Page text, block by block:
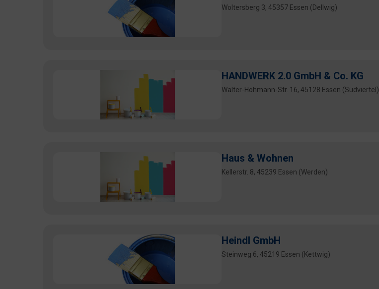
Woltersberg 3, 45357 Essen (Dellwig)
HANDWERK 2.0 GmbH & Co. KG
Walter-Hohmann-Str. 16, 45128 Essen (Südviertel)
Haus & Wohnen
Kellerstr. 8, 45239 Essen (Werden)
Heindl GmbH
Steinweg 6, 45219 Essen (Kettwig)